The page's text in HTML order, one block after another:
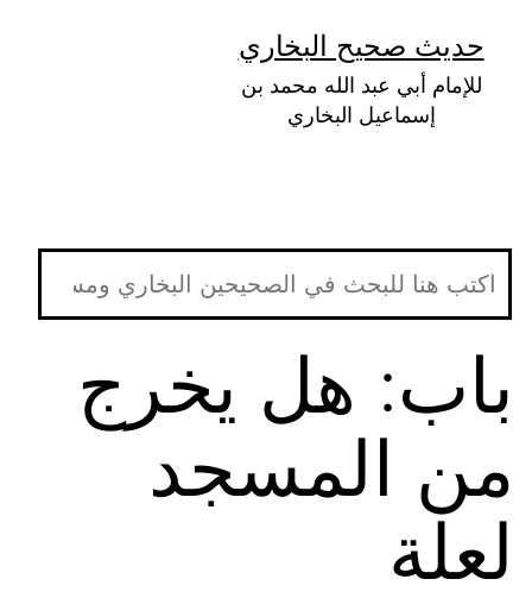
المحتوى
حديث صحيح البخاري
للإمام أبي عبد الله محمد بن
إسماعيل البخاري
باب: هل يخرج
من المسجد
لعلة